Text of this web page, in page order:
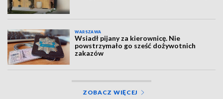
WARSZAWA
Wsiadł pijany za kierownicę. Nie
powstrzymało go sześć dożywotnich
zakazów
ZOBACZ WIĘCEJ